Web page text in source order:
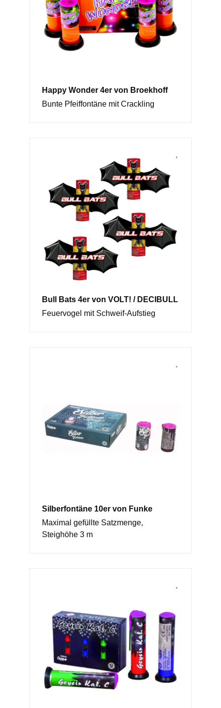
Happy Wonder 4er von Broekhoff
Bunte Pfeiffontäne mit Crackling
Bull Bats 4er von VOLT! / DECIBULL
Feuervogel mit Schweif-Aufstieg
Silberfontäne 10er von Funke
Maximal gefüllte Satzmenge,
Steighöhe 3 m